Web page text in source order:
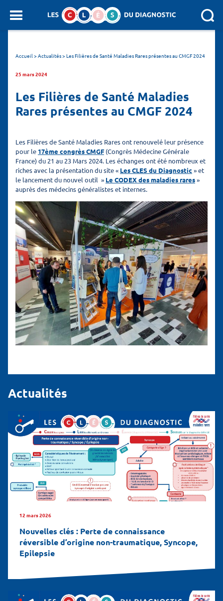
SEARCH :
Accueil>Actualités>Les Filières de Santé Maladies Rares présentes au CMGF 2024
25 mars 2024
Les Filières de Santé Maladies
Rares présentes au CMGF 2024
Les Filières de Santé Maladies Rares ont renouvelé leur présence
pour le 17ème congrès CMGF (Congrès Médecine Générale
France) du 21 au 23 Mars 2024. Les échanges ont été nombreux et
riches avec la présentation du site « Les CLES du Diagnostic » et
le lancement du nouvel outil » Le CODEX des maladies rares»
auprès des médecins généralistes et internes.
Actualités
12 mars 2026
Nouvelles clés : Perte de connaissance
réversible d’origine non-traumatique, Syncope,
Epilepsie